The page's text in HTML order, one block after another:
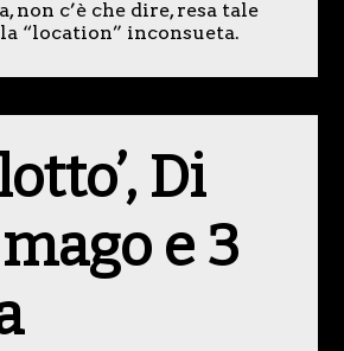
non c’è che dire, resa tale
“location” inconsueta.
Di
e 3